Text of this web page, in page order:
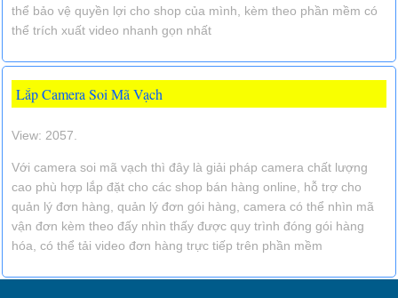
thể bảo vệ quyền lợi cho shop của mình, kèm theo phần mềm có
thể trích xuất video nhanh gọn nhất
Lắp Camera Soi Mã Vạch
View: 2057.
Với camera soi mã vạch thì đây là giải pháp camera chất lượng
cao phù hợp lắp đặt cho các shop bán hàng online, hỗ trợ cho
quản lý đơn hàng, quản lý đơn gói hàng, camera có thể nhìn mã
vận đơn kèm theo đấy nhìn thấy được quy trình đóng gói hàng
hóa, có thể tải video đơn hàng trực tiếp trên phần mềm